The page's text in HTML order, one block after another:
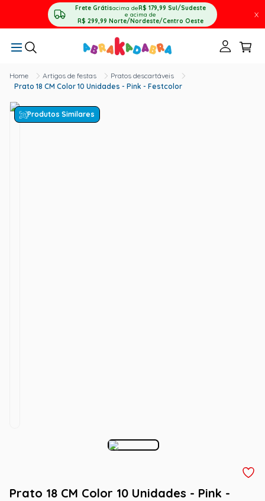
Frete Grátisacima deR$ 179,99 Sul/Sudeste
e acima de
R$ 299,99 Norte/Nordeste/Centro Oeste
X
Artigos de festas
Pratos descartáveis
Prato 18 CM Color 10 Unidades - Pink - Festcolor
Produtos Similares
Prato 18 CM Color 10 Unidades - Pink -